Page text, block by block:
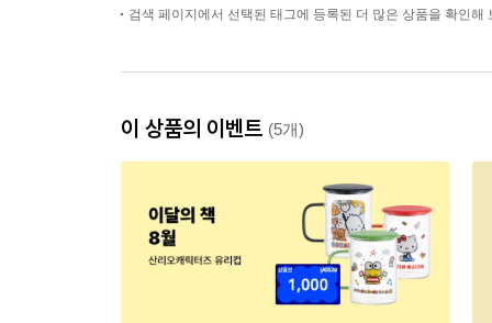
검색 페이지에서 선택된 태그에 등록된 더 많은 상품을 확인해
이 상품의 이벤트 (5개)